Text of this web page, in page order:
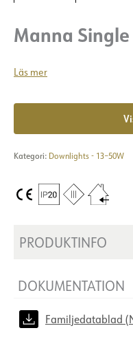
Manna Single
Läs mer
Kategori: Downlights - 13–50W
PRODUKTINFO
DOKUMENTATION
Familjedatablad